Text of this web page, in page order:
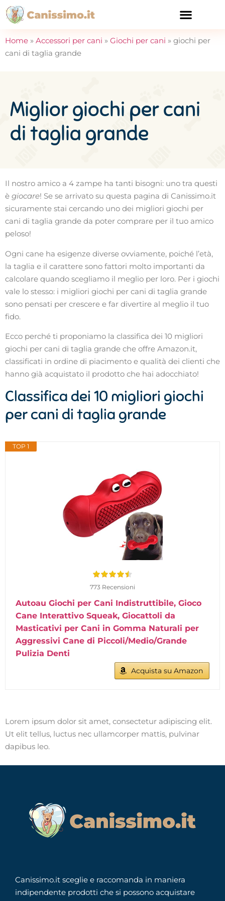
Home » Accessori per cani » Giochi per cani » giochi per
cani di taglia grande
Miglior giochi per cani
di taglia grande
Il nostro amico a 4 zampe ha tanti bisogni: uno tra questi
è giocare! Se se arrivato su questa pagina di Canissimo.it
sicuramente stai cercando uno dei migliori giochi per
cani di taglia grande da poter comprare per il tuo amico
peloso!
Ogni cane ha esigenze diverse ovviamente, poiché l’età,
la taglia e il carattere sono fattori molto importanti da
calcolare quando scegliamo il meglio per loro. Per i giochi
vale lo stesso: i migliori giochi per cani di taglia grande
sono pensati per crescere e far divertire al meglio il tuo
fido.
Ecco perché ti proponiamo la classifica dei 10 migliori
giochi per cani di taglia grande che offre Amazon.it,
classificati in ordine di piacimento e qualità dei clienti che
hanno già acquistato il prodotto che hai adocchiato!
Classifica dei 10 migliori giochi
per cani di taglia grande
TOP 1
773 Recensioni
Autoau Giochi per Cani Indistruttibile, Gioco
Cane Interattivo Squeak, Giocattoli da
Masticativi per Cani in Gomma Naturali per
Aggressivi Cane di Piccoli/Medio/Grande
Pulizia Denti
Acquista su Amazon
Lorem ipsum dolor sit amet, consectetur adipiscing elit.
Ut elit tellus, luctus nec ullamcorper mattis, pulvinar
dapibus leo.
Canissimo.it sceglie e raccomanda in maniera
indipendente prodotti che si possono acquistare